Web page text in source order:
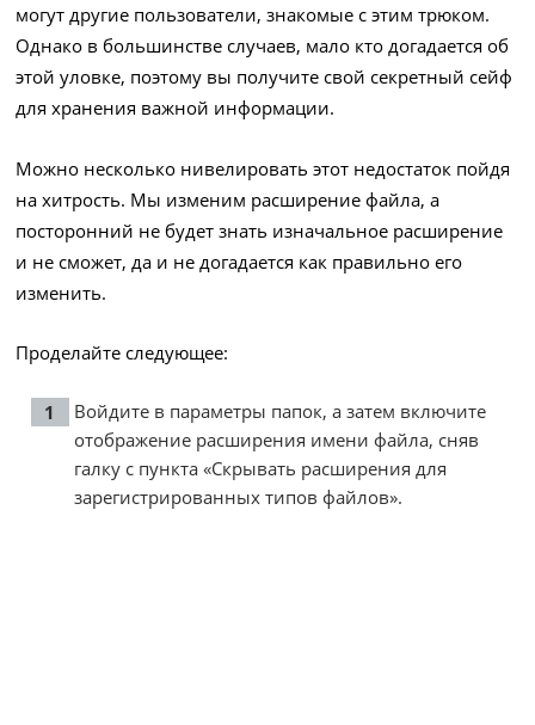
могут другие пользователи, знакомые с этим трюком.
Однако в большинстве случаев, мало кто догадается об
этой уловке, поэтому вы получите свой секретный сейф
для хранения важной информации.
Можно несколько нивелировать этот недостаток пойдя
на хитрость. Мы изменим расширение файла, а
посторонний не будет знать изначальное расширение
и не сможет, да и не догадается как правильно его
изменить.
Проделайте следующее:
Войдите в параметры папок, а затем включите
отображение расширения имени файла, сняв
галку с пункта «Скрывать расширения для
зарегистрированных типов файлов».